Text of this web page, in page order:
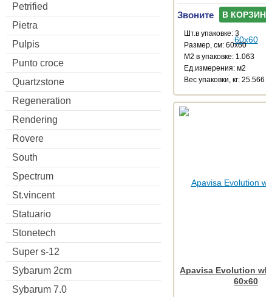
Petrified
Pietra
Pulpis
Punto croce
Quartzstone
Regeneration
Rendering
Rovere
South
Spectrum
St.vincent
Statuario
Stonetech
Super s-12
Sybarum 2cm
Sybarum 7.0
Звоните В КОРЗИНУ
Шт.в упаковке: 3
Размер, см: 60x60
М2 в упаковке: 1.063
Ед.измерения: м2
Веc упаковки, кг: 25.566
Apavisa Evolution
60x60